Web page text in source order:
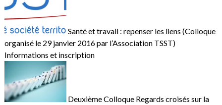
Santé et travail : repenser les liens (Colloque
organisé le 29 janvier 2016 par l’Association TSST)
Informations et inscription
Deuxième Colloque Regards croisés sur la